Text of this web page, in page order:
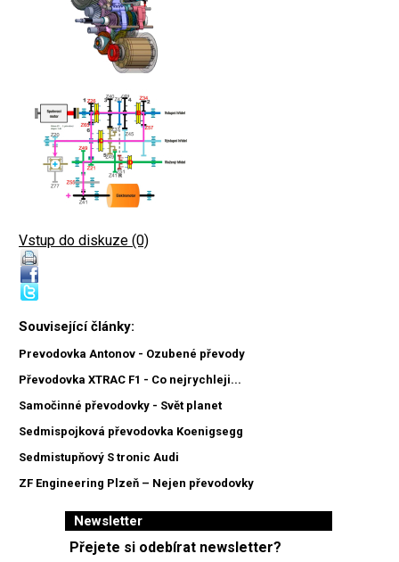
Vstup do diskuze (0)
Související články:
Prevodovka Antonov - Ozubené převody
Převodovka XTRAC F1 - Co nejrychleji...
Samočinné převodovky - Svět planet
Sedmispojková převodovka Koenigsegg
Sedmistupňový S tronic Audi
ZF Engineering Plzeň – Nejen převodovky
Newsletter
Přejete si odebírat newsletter?